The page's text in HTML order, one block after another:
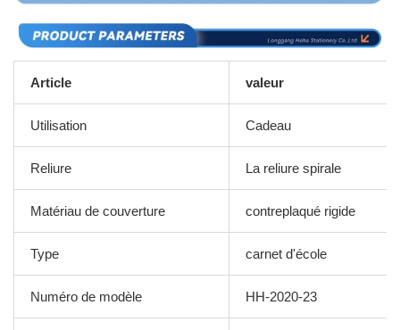
Article valeur
Utilisation Cadeau
Reliure La reliure spirale
Matériau de couverture contreplaqué rigide
Type carnet d'école
Numéro de modèle HH-2020-23